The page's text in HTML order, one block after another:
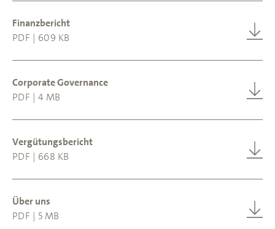
Finanzbericht
PDF | 609 KB
Corporate Governance
PDF | 4 MB
Vergütungsbericht
PDF | 668 KB
Über uns
PDF | 5 MB